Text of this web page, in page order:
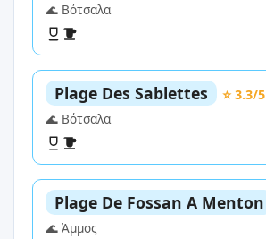
🌊 Βότσαλα
Plage Des Sablettes
⭐ 3.3/5
🌊 Βότσαλα
Plage De Fossan A Menton
🌊 Άμμος